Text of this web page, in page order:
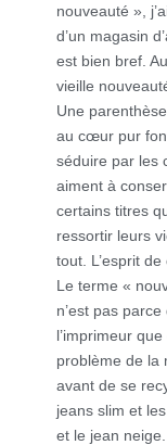
nouveauté »,
d’un magasin
est bien bref.
vieille
Une
au cœur pur
séduire par les
aiment à
certains titres
ressortir leurs
tout. L’esprit de
Le terme «
n’est pas
l’imprimeur
problème de la
avant de se
jeans slim et
et le jean